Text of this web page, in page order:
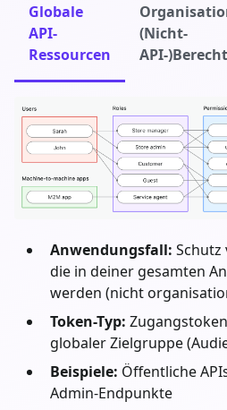
Globale
API-
Ressourcen
(Nicht-
API-
Anwendungsfall: Schutz
die in deiner gesamten
werden (nicht
Token-Typ:
globaler Zielgruppe
Beispiele: Öffentliche
Admin-Endpunkte